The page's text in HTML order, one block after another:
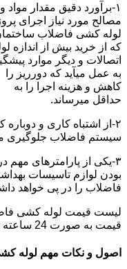
۱-برآورد دقیق مقدار مواد و
مصالح مورد نیاز اجرای
لوله کشی فاضلاب
که از خرید بیش از اندازه
اتصالات و دیگر موارد
به عمل میآید که دورریز را
کاهش و هزینه اجرا را به
حداقل میرساند.
۲-از اشتباه کاری و
سیستم فاضلاب جلوگیری
۳-یکی از پارامترهای مهم
بودن لوازم تاسیسات
فاضلاب را در پی خواهد
لیست قیمت لوله کشی
قیمت به صورت 24 ساعته توسط متخصصین
اصول و نکات مهم لوله